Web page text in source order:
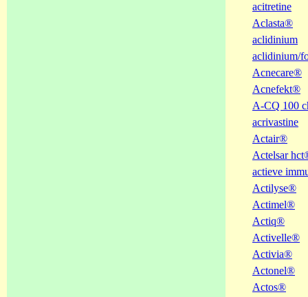
acitretine
Aclasta®
aclidinium
aclidinium/
Acnecare®
Acnefekt®
A-CQ 100
acrivastine
Actair®
Actelsar
actieve
Actilyse®
Actimel®
Actiq®
Activelle®
Activia®
Actonel®
Actos®